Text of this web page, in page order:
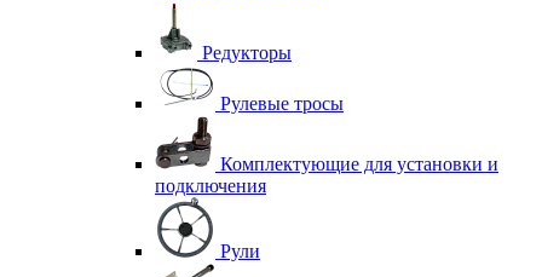
Редукторы
Рулевые тросы
Комплектующие для установки и
подключения
Рули